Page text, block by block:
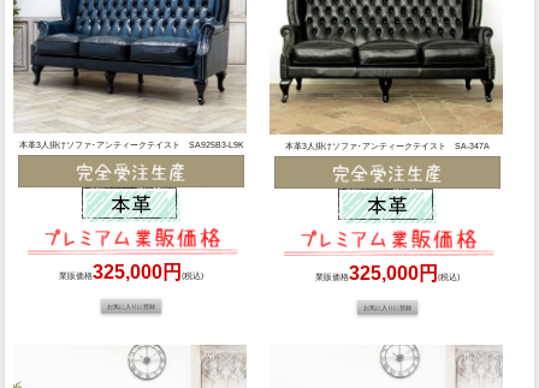
本革3人掛けソファ･アンティークテイスト SA925B3-L9K
業販価格325,000円(税込)
本革3人掛けソファ･アンティークテイスト SA-347A
業販価格325,000円 (税込)